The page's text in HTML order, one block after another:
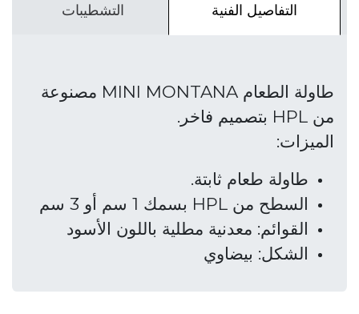
التفاصيل الفنية التشطيبات
طاولة الطعام MINI MONTANA مصنوعة
من HPL بتصميم فاخر.
الميزات:
طاولة طعام ثابتة.
السطح من HPL بسمك 1 سم أو 3 سم
القوائم: معدنية مطلية باللون الأسود
الشكل: بيضاوي